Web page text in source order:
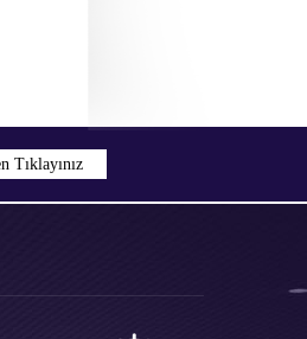
Tıklayınız